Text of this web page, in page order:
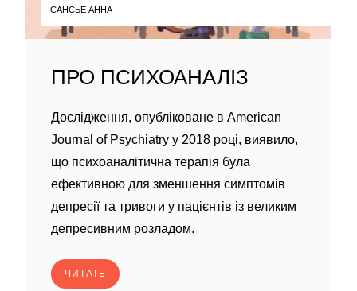
САНСЬЕ АННА
ПРО ПСИХОАНАЛІЗ
Дослідження, опубліковане в American
Journal of Psychiatry у 2018 році, виявило,
що психоаналітична терапія була
ефективною для зменшення симптомів
депресії та тривоги у пацієнтів із великим
депресивним розладом.
ЧИТАТЬ